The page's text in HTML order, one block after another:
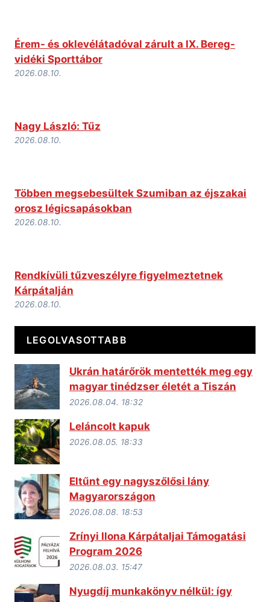
Érem- és oklevélátadóval zárult a IX. Bereg-
vidéki Sporttábor
2026.08.10.
Nagy László: Tűz
2026.08.10.
Többen megsebesültek Szumiban az éjszakai
orosz légicsapásokban
2026.08.10.
Rendkívüli tűzveszélyre figyelmeztetnek
Kárpátalján
2026.08.10.
LEGOLVASOTTABB
Ukrán határőrök mentették meg egy
magyar tinédzser életét a Tiszán
2026.08.04. 18:32
Leláncolt kapuk
2026.08.05. 18:33
Eltűnt egy nagyszőlősi lány
Magyarországon
2026.08.08. 18:53
Zrínyi Ilona Kárpátaljai Támogatási
Program 2026
2026.08.03. 15:47
Nyugdíj munkakönyv nélkül: így